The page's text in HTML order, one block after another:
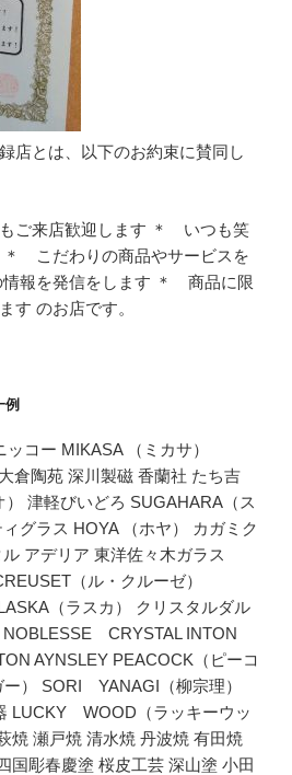
店とは、以下のお約束に賛同し
ご来店歓迎します ＊ いつも笑
＊ こだわりの商品やサービスを
報を発信をします ＊ 商品に限
す のお店です。
例
コー MIKASA （ミカサ）
倉陶苑 深川製磁 香蘭社 たち吉
） 津軽びいどろ SUGAHARA（ス
グラス HOYA （ホヤ） カガミク
アデリア 東洋佐々木ガラス
（ル・クルーゼ）
（ラスカ） クリスタルダル
NOBLESSE CRYSTAL INTON
AYNSLEY PEACOCK（ピーコ
） SORI YANAGI（柳宗理）
LUCKY WOOD（ラッキーウッ
焼 瀬戸焼 清水焼 丹波焼 有田焼
国彫春慶塗 桜皮工芸 深山塗 小田